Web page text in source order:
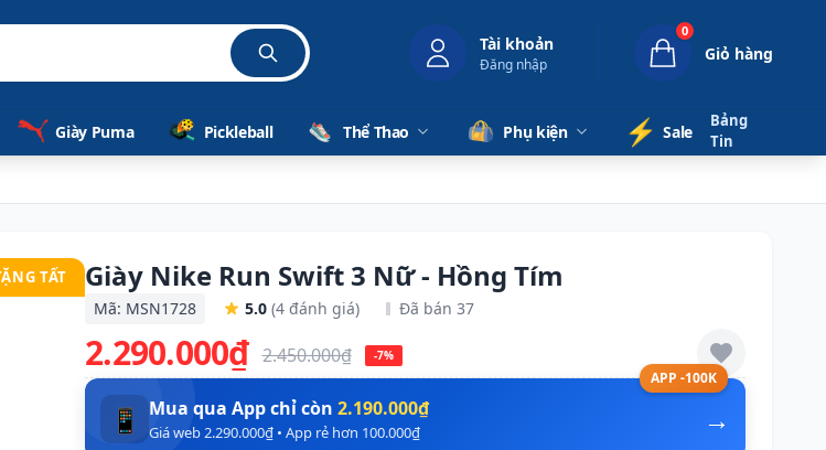
Tài khoản
Đăng nhập
0
Giỏ hàng
Giày Puma Pickleball Thể Thao Phụ kiện ⚡️ Sale
Bảng
Tin
TẤT Giày Nike Run Swift 3 Nữ - Hồng Tím
Mã: MSN1728 5.0 (4 đánh giá) Đã bán 37
2.290.000₫ 2.450.000₫ -7%
APP -100K
→
📱 Mua qua App chỉ còn 2.190.000₫
Giá web 2.290.000₫ • App rẻ hơn 100.000₫